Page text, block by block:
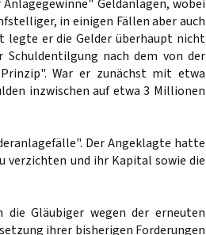
Geldanlagen, wobei
in einigen Fällen aber auch
legte er die Gelder überhaupt nicht
nach dem von der
War er zunächst mit etwa
inzwischen auf etwa 3 Millionen
Der Angeklagte hatte
verzichten und ihr Kapital sowie die
Gläubiger wegen der erneuten
ihrer bisherigen Forderungen